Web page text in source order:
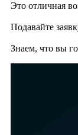
Это отличная
Подавайте
Знаем, что вы